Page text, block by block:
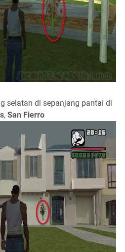
selatan di sepanjang pantai di
, San Fierro